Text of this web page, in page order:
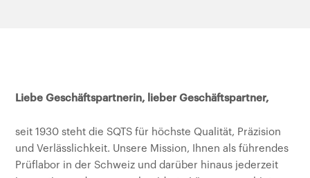
Liebe Geschäftspartnerin, lieber Geschäftspartner,
seit 1930 steht die SQTS für höchste Qualität, Präzision
und Verlässlichkeit. Unsere Mission, Ihnen als führendes
Prüflabor in der Schweiz und darüber hinaus jederzeit